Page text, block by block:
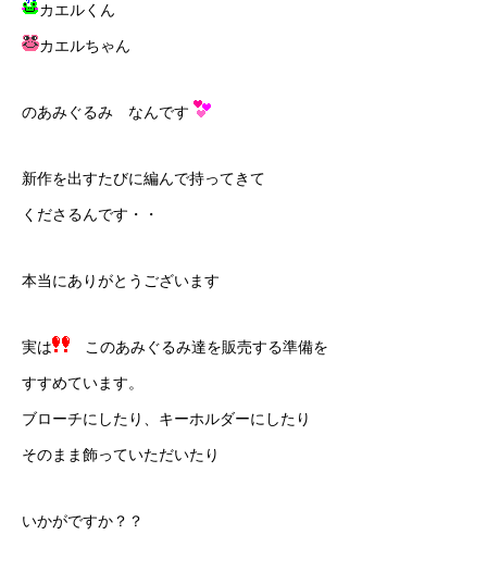
カエルくん
カエルちゃん
のあみぐるみ なんです
新作を出すたびに編んで持ってきて
くださるんです・・
本当にありがとうございます
実は このあみぐるみ達を販売する準備を
すすめています。
ブローチにしたり、キーホルダーにしたり
そのまま飾っていただいたり
いかがですか？？